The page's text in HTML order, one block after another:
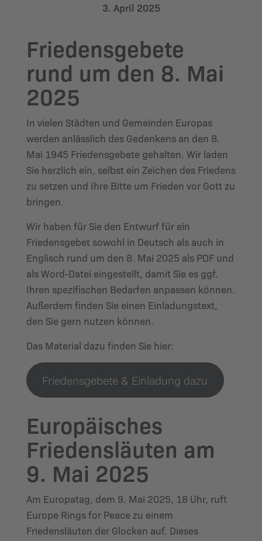
3. April 2025
Friedensgebete
rund um den 8. Mai
2025
In vielen Städten und Gemeinden Europas
werden anlässlich des Gedenkens an den 8.
Mai 1945 Friedensgebete gehalten. Wir laden
Sie herzlich ein, selbst ein Zeichen des Friedens
zu setzen und Ihre Bitte um Frieden vor Gott zu
bringen.
Wir haben für Sie den Entwurf für ein
Friedensgebet sowohl in Deutsch als auch in
Englisch rund um den 8. Mai 2025 als PDF und
als Word-Datei eingestellt, damit Sie es ggf.
Ihren spezifischen Bedarfen anpassen können.
Außerdem finden Sie einen Einladungstext,
den Sie gern nutzen können.
Das Material dazu finden Sie hier:
Friedensgebete & Einladung dazu
Europäisches
Friedensläuten am
9. Mai 2025
Am Europatag, dem 9. Mai 2025, 18 Uhr, ruft
Europe Rings for Peace zu einem
Friedensläuten der Glocken auf. Dieses